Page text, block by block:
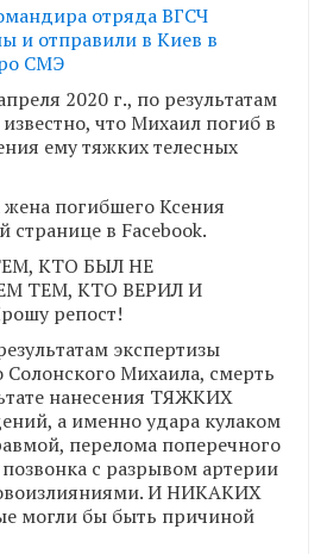
отряда ВГСЧ
и отправили в Киев в
СМЭ
2020 г., по результатам
что Михаил погиб в
ему тяжких телесных
погибшего Ксения
странице в Facebook.
КТО БЫЛ НЕ
ТЕМ, КТО ВЕРИЛ И
репост!
экспертизы
Солонского Михаила, смерть
нанесения ТЯЖКИХ
а именно удара кулаком
перелома поперечного
с разрывом артерии
И НИКАКИХ
могли бы быть причиной